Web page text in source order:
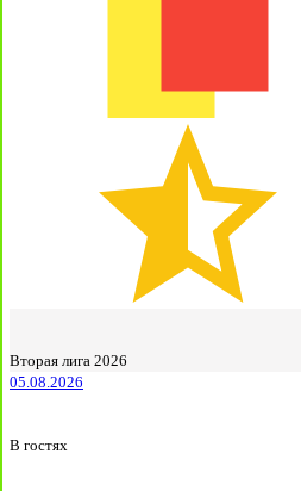
Вторая лига 2026
05.08.2026
В гостях